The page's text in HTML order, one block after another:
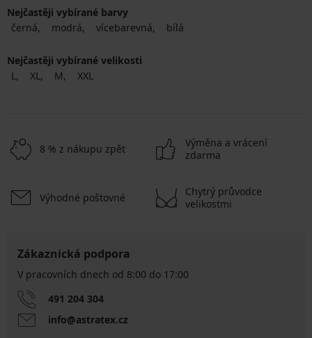
Nejčastěji vybírané barvy
černá
modrá vícebarevná bílá
Nejčastěji vybírané velikosti
L
XL M XXL
8 % z nákupu zpět
Výměna a vrácení
zdarma
Výhodné poštovné
Chytrý průvodce
velikostmi
Zákaznická podpora
V pracovních dnech od 8:00 do 17:00
491 204 304
info@astratex.cz